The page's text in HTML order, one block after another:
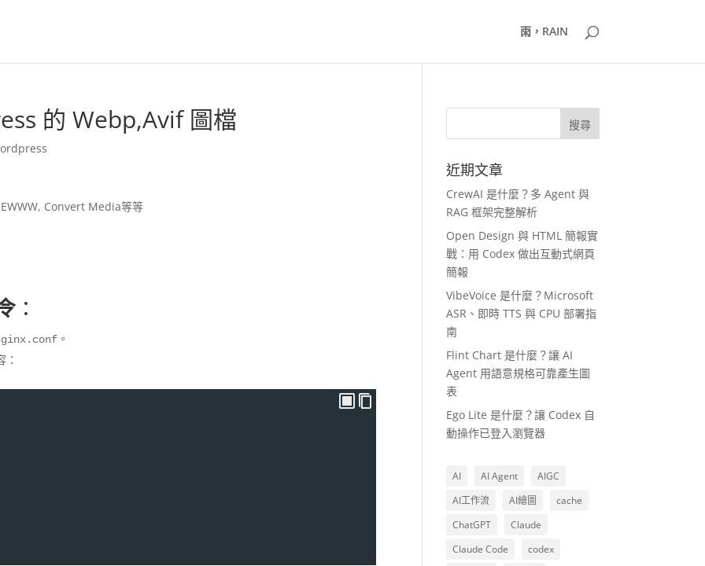
雨，RAIN
的 Webp,Avif 圖檔
Convert Media等等
：
。
近期文章
CrewAI 是什麼？多 Agent 與
RAG 框架完整解析
Open Design 與 HTML 簡報實
戰：用 Codex 做出互動式網頁
簡報
VibeVoice 是什麼？Microsoft
ASR、即時 TTS 與 CPU 部署指
南
Flint Chart 是什麼？讓 AI
Agent 用語意規格可靠產生圖
表
Ego Lite 是什麼？讓 Codex 自
動操作已登入瀏覽器
AI AI Agent
AIGC
AI工作流
AI繪圖
cache
ChatGPT
Claude
Claude Code
codex